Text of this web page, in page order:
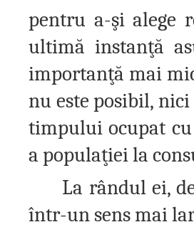
pentru a-şi alege
ultimă instanţă
importanţă mai
nu este posibil,
timpului ocupat cu
a populaţiei la
La rândul ei,
într-un sens mai